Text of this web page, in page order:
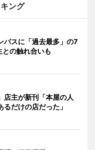
ング
パスに「過去最多」の7
の触れ合いも
店主が新刊「本屋の人
だけの店だった」